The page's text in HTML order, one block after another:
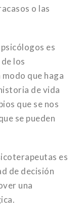
o las
es
los
que haga
de vida
que se nos
se pueden
es
de decisión
una